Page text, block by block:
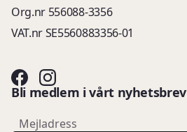
Org.nr 556088-3356
VAT.nr SE5560883356-01
Bli medlem i vårt nyhetsbrev
email
Mejladress